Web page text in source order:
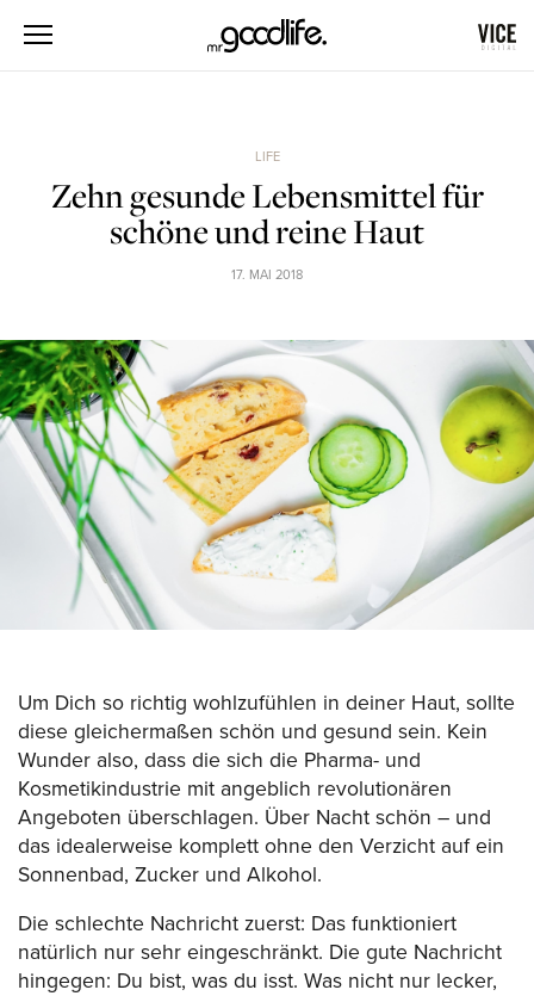
LIFE
Zehn gesunde Lebensmittel für
schöne und reine Haut
17. MAI 2018
Um Dich so richtig wohlzufühlen in deiner Haut, sollte
diese gleichermaßen schön und gesund sein. Kein
Wunder also, dass die sich die Pharma- und
Kosmetikindustrie mit angeblich revolutionären
Angeboten überschlagen. Über Nacht schön – und
das idealerweise komplett ohne den Verzicht auf ein
Sonnenbad, Zucker und Alkohol.
Die schlechte Nachricht zuerst: Das funktioniert
natürlich nur sehr eingeschränkt. Die gute Nachricht
hingegen: Du bist, was du isst. Was nicht nur lecker,